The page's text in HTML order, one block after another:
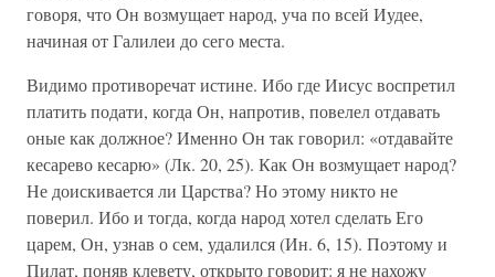
говоря, что Он возмущает народ, уча по всей Иудее,
начиная от Галилеи до сего места.
Видимо противоречат истине. Ибо где Иисус воспретил
платить подати, когда Он, напротив, повелел отдавать
оные как должное? Именно Он так говорил: «отдавайте
кесарево кесарю» (Лк. 20, 25). Как Он возмущает народ?
Не доискивается ли Царства? Но этому никто не
поверил. Ибо и тогда, когда народ хотел сделать Его
царем, Он, узнав о сем, удалился (Ин. 6, 15). Поэтому и
Пилат, поняв клевету, открыто говорит: я не нахожу